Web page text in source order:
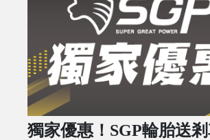
獨家優惠！SGP輪胎送